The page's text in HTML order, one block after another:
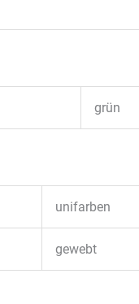
grün
unifarben
gewebt